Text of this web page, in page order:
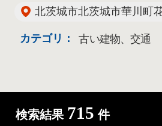
北茨城市北茨城市華川町
カテゴリ： 古い建物、交通
検索結果 715 件